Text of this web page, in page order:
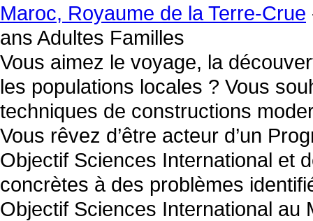
Maroc, Royaume de la Terre-Crue
ans Adultes Familles
Vous aimez le voyage, la
les populations locales ? Vous
techniques de constructions
Vous rêvez d’être acteur d’un
Objectif Sciences International et
concrètes à des problèmes
Objectif Sciences International au